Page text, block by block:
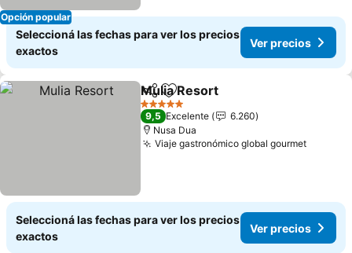
Opción popular
Seleccioná las fechas para ver los precios
exactos
Ver precios
CompartirAñadir a favoritos
Mulia Resort
5 Estrellas
9,5 Excelente
6.260
Nusa Dua
Viaje gastronómico global gourmetVer
Seleccioná las fechas para ver los precios
exactos
Ver precios